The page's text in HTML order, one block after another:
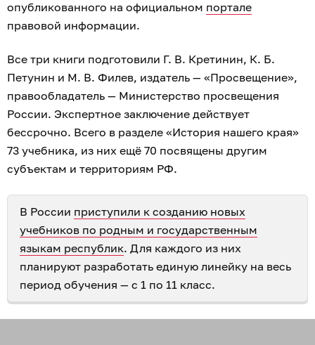
опубликованного на официальном портале
правовой информации.
Все три книги подготовили Г. В. Кретинин, К. Б.
Петунин и М. В. Филев, издатель — «Просвещение»,
правообладатель — Министерство просвещения
России. Экспертное заключение действует
бессрочно. Всего в разделе «История нашего края»
73 учебника, из них ещё 70 посвящены другим
субъектам и территориям РФ.
В России приступили к созданию новых
учебников по родным и государственным
языкам республик. Для каждого из них
планируют разработать единую линейку на весь
период обучения — с 1 по 11 класс.